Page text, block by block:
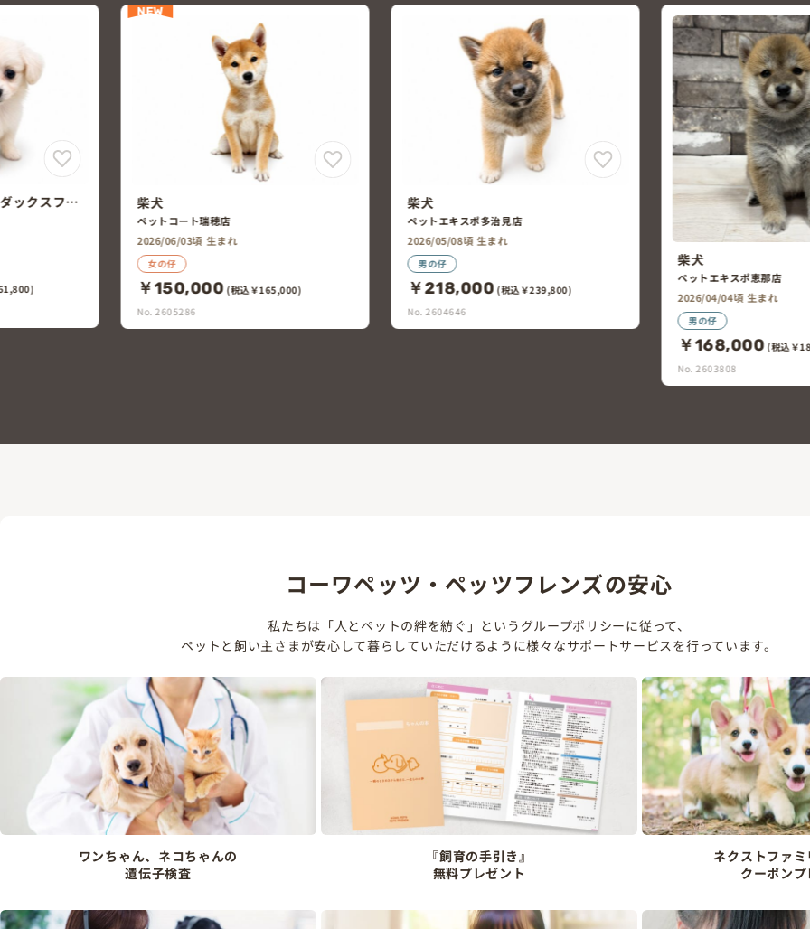
柴犬
ペットエキスポ多治見店
2026/05/08頃 生まれ
男の仔
￥218,000 (税込￥239,800)
No. 2604646
柴犬
ペットエキスポ恵那店
2026/04/04頃 生まれ
マルチーズ×トイ・
ペットエキスポ多治見店
2026/06/05頃 生まれ
男の仔
￥228,000 (税込￥
No. 2605352
コーワペッツ・ペッツフレンズの安心
私たちは「人とペットの絆を紡ぐ」というグループポリシーに従って、
ペットと飼い主さまが安心して暮らしていただけるように様々なサポートサービスを行っています。
ワンちゃん、ネコちゃんの
遺伝子検査
『飼育の手引き』
無料プレゼント
ネクストファ
クーポン